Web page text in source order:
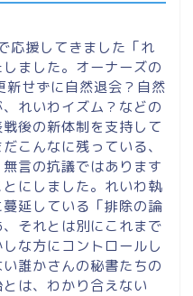
応援してきました「れ
ました。オーナーズの
せずに自然退会？自然
れいわイズム？などの
後の新体制を支持して
こんなに残っている、
言の抗議ではあります
にしました。れいわ執
延している「排除の論
それとは別にこれまで
な方にコントロールし
誰かさんの秘書たちの
は、わかり合えない